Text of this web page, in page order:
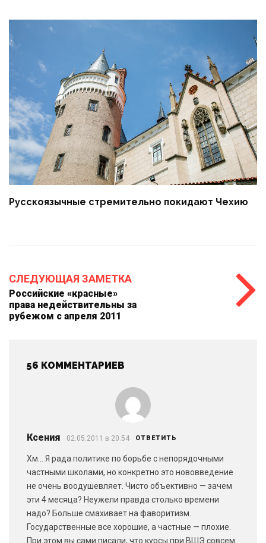
Русскоязычные стремительно покидают Чехию
СЛЕДУЮЩАЯ ЗАМЕТКА
Российские «красные»
права недействительны за
рубежом с апреля 2011
56 КОММЕНТАРИЕВ
Ксения 02.05.2011 в 20:54 ОТВЕТИТЬ
Хм… Я рада политике по борьбе с непорядочными
частными школами, но конкретно это нововведение
не очень воодушевляет. Чисто объективно — зачем
эти 4 месяца? Неужели правда столько времени
надо? Больше смахивает на фаворитизм.
Государственные все хорошие, а частные — плохие.
При этом вы сами писали, что курсы при ВШЭ совсем